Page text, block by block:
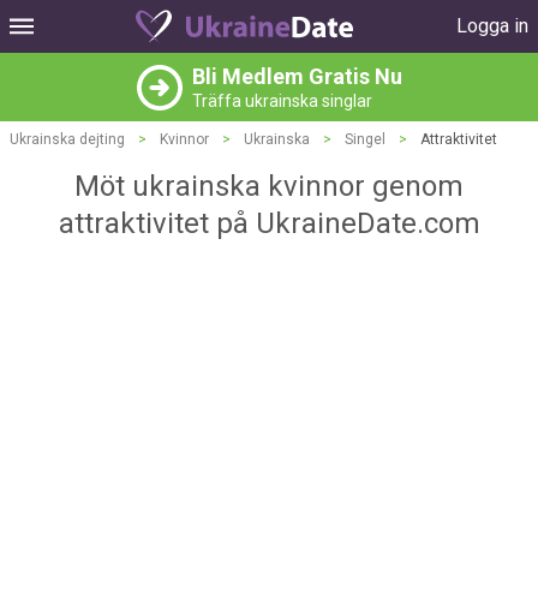
Logga in
Bli Medlem Gratis Nu
Träffa ukrainska singlar
Ukrainska dejting > Kvinnor > Ukrainska > Singel > Attraktivitet
Möt ukrainska kvinnor genom
attraktivitet på UkraineDate.com